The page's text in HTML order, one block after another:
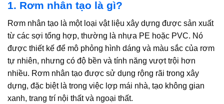
1. Rơm nhân tạo là gì?
Rơm nhân tạo là một loại vật liệu xây dựng được sản xuất
từ các sợi tổng hợp, thường là nhựa PE hoặc PVC. Nó
được thiết kế để mô phỏng hình dáng và màu sắc của rơm
tự nhiên, nhưng có độ bền và tính năng vượt trội hơn
nhiều. Rơm nhân tạo được sử dụng rộng rãi trong xây
dựng, đặc biệt là trong việc lợp mái nhà, tạo không gian
xanh, trang trí nội thất và ngoại thất.